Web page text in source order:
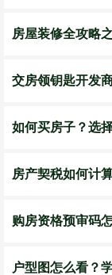
房屋装修全攻略
交房领钥匙开发
如何买房子？选
房产契税如何计
购房资格预审码
户型图怎么看？